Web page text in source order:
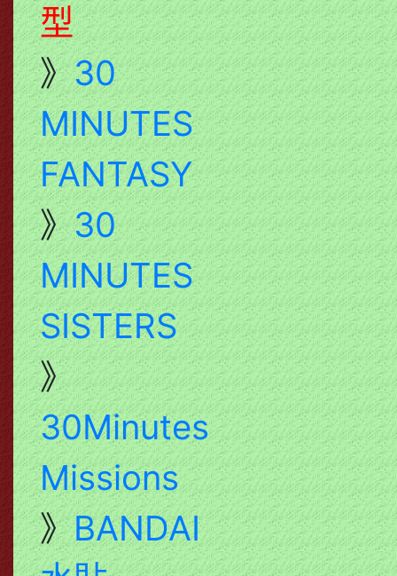
型
》30
MINUTES
FANTASY
》30
MINUTES
SISTERS
》
30Minutes
Missions
》BANDAI